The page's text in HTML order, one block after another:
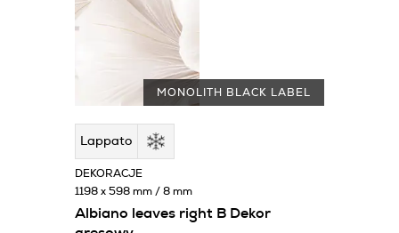
MONOLITH BLACK LABEL
Lappato
Albiano leaves right B Dekor
DEKORACJE
1198 x 598 mm / 8 mm